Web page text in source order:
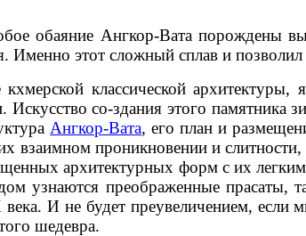
обаяние Ангкор-Вата порождены
Именно этот сложный сплав и
классической
со-здания этого
Ангкор-Вата, его план и
взаимном проникновении и
архитектурных форм с их
узнаются преображенные прасаты,
И не будет преувеличением,
шедевра.